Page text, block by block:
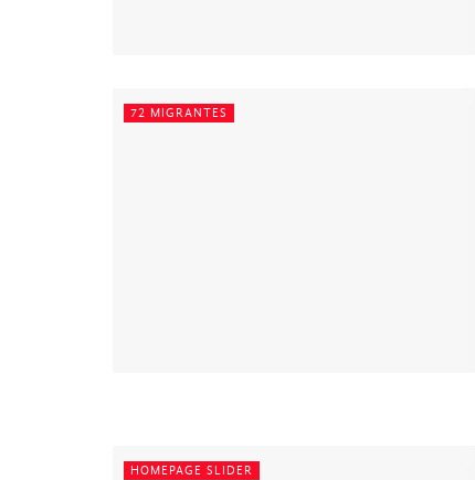
72 MIGRANTES
HOMEPAGE SLIDER